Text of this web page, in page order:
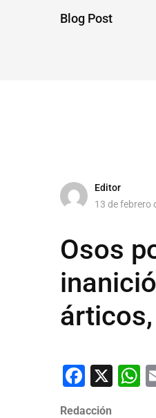
Blog Post
Editor
13 de febrero
Osos
X
Redacción